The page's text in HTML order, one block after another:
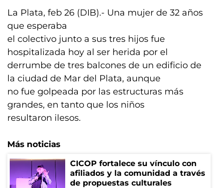
La Plata, feb 26 (DIB).- Una mujer de 32 años
que esperaba
el colectivo junto a sus tres hijos fue
hospitalizada hoy al ser herida por el
derrumbe de tres balcones de un edificio de
la ciudad de Mar del Plata, aunque
no fue golpeada por las estructuras más
grandes, en tanto que los niños
resultaron ilesos.
Más noticias
CICOP fortalece su vínculo con
afiliados y la comunidad a través
de propuestas culturales